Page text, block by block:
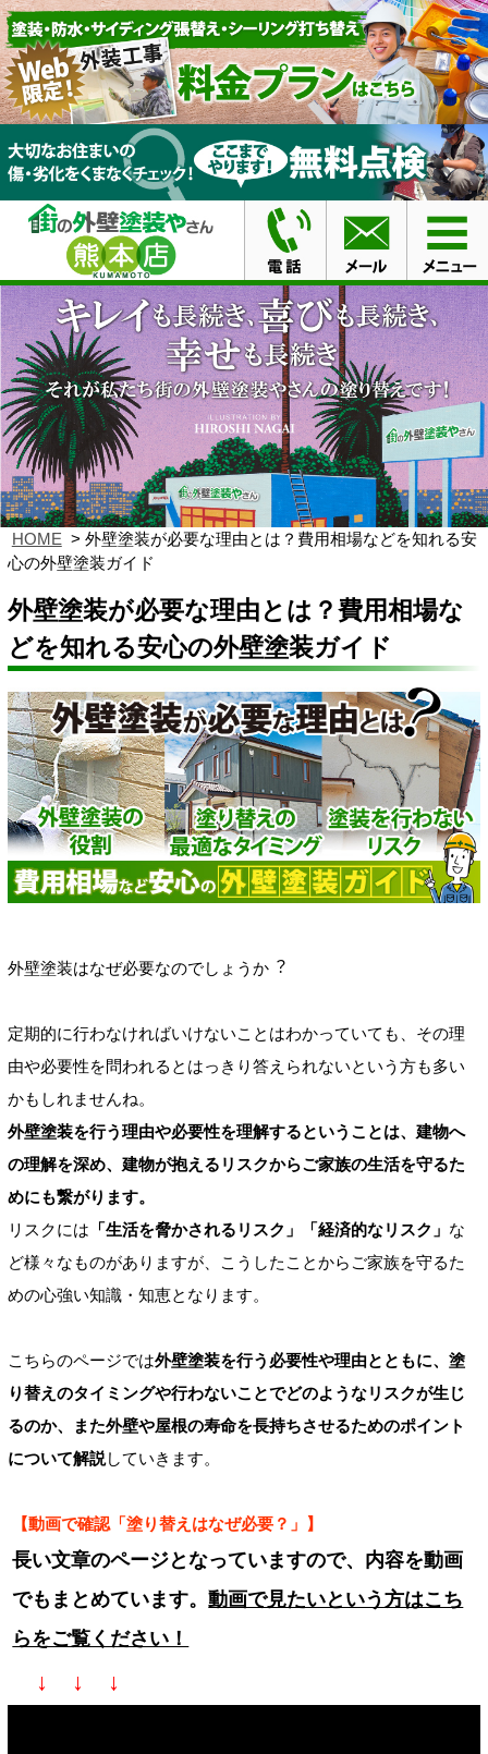
HOME
外壁塗装が必要な理由とは？費用相場などを知れる安
心の外壁塗装ガイド
外壁塗装が必要な理由とは？費用相場な
どを知れる安心の外壁塗装ガイド
外壁塗装はなぜ必要なのでしょうか︖
定期的に行わなければいけないことはわかっていても、その理
由や必要性を問われるとはっきり答えられないという方も多い
かもしれませんね。
外壁塗装を行う理由や必要性を理解するということは、建物へ
の理解を深め、建物が抱えるリスクからご家族の生活を守るた
めにも繋がります。
リスクには 「生活を脅かされるリスク」「経済的なリスク」 な
ど様々なものがありますが、こうしたことからご家族を守るた
めの心強い知識・知恵となります。
こちらのページでは外壁塗装を行う必要性や理由とともに、塗
り替えのタイミングや行わないことでどのようなリスクが生じ
るのか、また外壁や屋根の寿命を長持ちさせるためのポイント
について解説していきます。
【動画で確認「塗り替えはなぜ必要？」】
長い文章のページとなっていますので、内容を動画
でもまとめています。動画で見たいという方はこち
らをご覧ください！
↓ ↓ ↓